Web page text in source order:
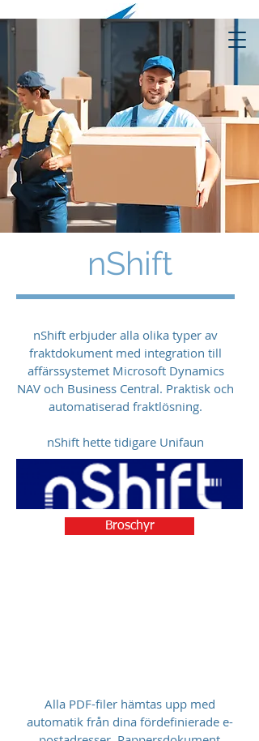
nShift
nShift erbjuder alla olika typer av
fraktdokument med integration till
affärssystemet Microsoft Dynamics
NAV och Business Central. Praktisk och
automatiserad fraktlösning.
nShift hette tidigare Unifaun
Broschyr
Alla PDF-filer hämtas upp med
automatik från dina fördefinierade e-